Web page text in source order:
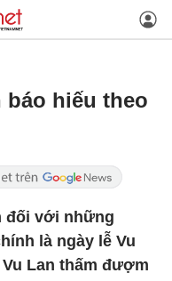
báo hiếu theo
đối với những
là ngày lễ Vu
Lan thấm đượm